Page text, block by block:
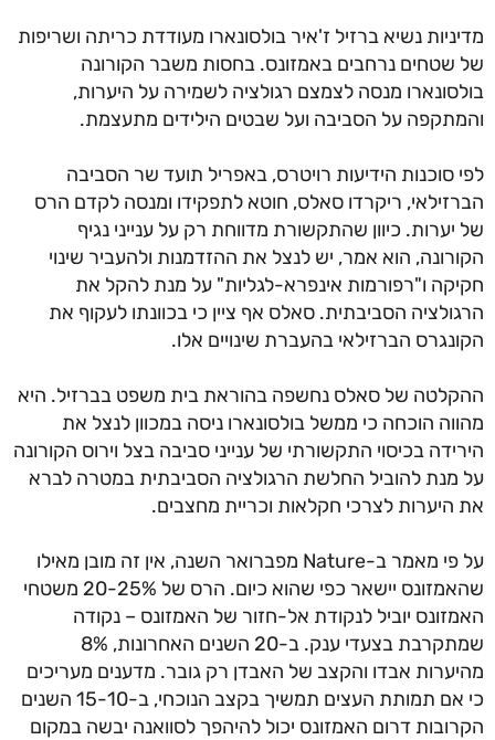
נשיא ברזיל ז'איר בולסונארו מעודדת כריתה ושריפות
נרחבים באמזונס. בחסות משבר הקורונה
מנסה לצמצם רגולציה לשמירה על היערות,
על הסביבה ועל שבטים הילידים מתעצמת.
סוכנות הידיעות רויטרס, באפריל תועד שר הסביבה
ריקרדו סאלס, חוטא לתפקידו ומנסה לקדם הרס
כיוון שהתקשורת מדווחת רק על ענייני נגיף
הוא אמר, יש לנצל את ההזדמנות ולהעביר שינוי
ו"רפורמות אינפרא-לגליות" על מנת להקל את
הסביבתית. סאלס אף ציין כי בכוונתו לעקוף את
הברזילאי בהעברת שינויים אלו.
של סאלס נחשפה בהוראת בית משפט בברזיל. היא
הוכחה כי ממשל בולסונארו ניסה במכוון לנצל את
בכיסוי התקשורתי של ענייני סביבה בצל וירוס הקורונה
להוביל החלשת הרגולציה הסביבתית במטרה לברא
לצרכי חקלאות וכריית מחצבים.
על פי מאמר ב-Nature מפברואר השנה, אין זה מובן מאילו
שהאמזונס יישאר כפי שהוא כיום. הרס של 20-25% משטחי
יוביל לנקודת אל-חזור של האמזונס – נקודה
שמתקרבת בצעדי ענק. ב-20 השנים האחרונות, 8%
אבדו והקצב של האבדן רק גובר. מדענים מעריכים
כי אם תמותת העצים תמשיך בקצב הנוכחי, ב-15-10 השנים
דרום האמזונס יכול להיהפך לסוואנה יבשה במקום